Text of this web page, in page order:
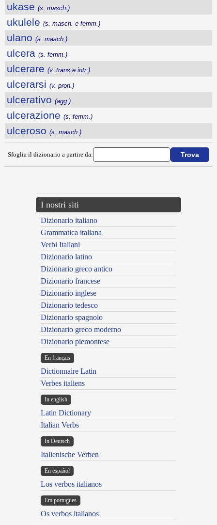
ukase (s. masch.)
ukulele (s. masch. e femm.)
ulano (s. masch.)
ulcera (s. femm.)
ulcerare (v. trans e intr.)
ulcerarsi (v. pron.)
ulcerativo (agg.)
ulcerazione (s. femm.)
ulceroso (s. masch.)
Sfoglia il dizionario a partire da:
I nostri siti
Dizionario italiano
Grammatica italiana
Verbi Italiani
Dizionario latino
Dizionario greco antico
Dizionario francese
Dizionario inglese
Dizionario tedesco
Dizionario spagnolo
Dizionario greco moderno
Dizionario piemontese
En français
Dictionnaire Latin
Verbes italiens
In english
Latin Dictionary
Italian Verbs
In Deutsch
Italienische Verben
En español
Los verbos italianos
Em portugues
Os verbos italianos